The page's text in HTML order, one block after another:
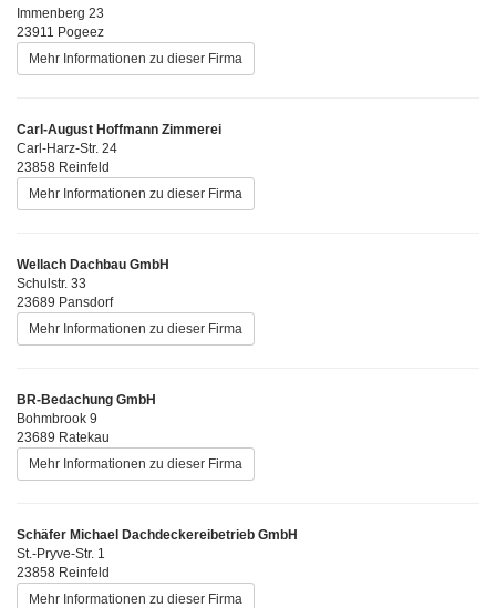
Immenberg 23
23911 Pogeez
Mehr Informationen zu dieser Firma
Carl-August Hoffmann Zimmerei
Carl-Harz-Str. 24
23858 Reinfeld
Mehr Informationen zu dieser Firma
Wellach Dachbau GmbH
Schulstr. 33
23689 Pansdorf
Mehr Informationen zu dieser Firma
BR-Bedachung GmbH
Bohmbrook 9
23689 Ratekau
Mehr Informationen zu dieser Firma
Schäfer Michael Dachdeckereibetrieb GmbH
St.-Pryve-Str. 1
23858 Reinfeld
Mehr Informationen zu dieser Firma